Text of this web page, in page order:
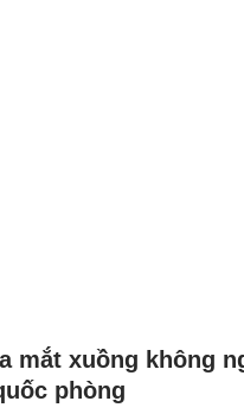
mắt xuồng không
phòng